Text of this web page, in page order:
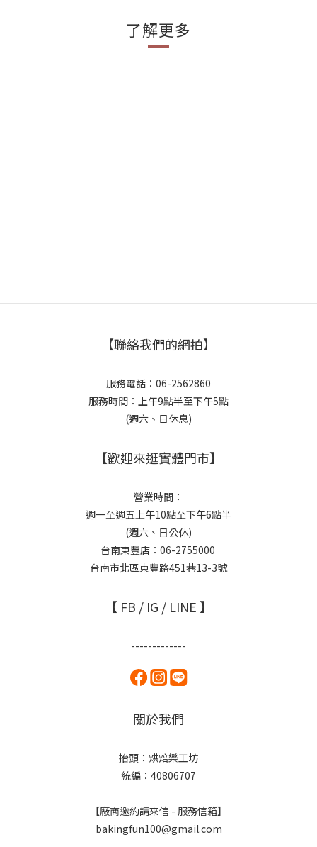
了解更多
【聯絡我們的網拍】
服務電話：06-2562860
服務時間：上午9點半至下午5點
(週六、日休息)
【歡迎來逛實體門市】
營業時間：
週一至週五上午10點至下午6點半
(週六、日公休)
台南東豐店：06-2755000
台南市北區東豐路451巷13-3號
【 FB / IG / LINE 】
-------------
關於我們
抬頭：烘焙樂工坊
統編：40806707
【廠商邀約請來信 - 服務信箱】
bakingfun100@gmail.com